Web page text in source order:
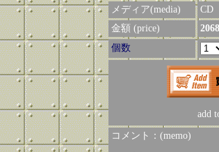
メディア(media)
CD
金額 (price)
個数
add
コメント：(memo)